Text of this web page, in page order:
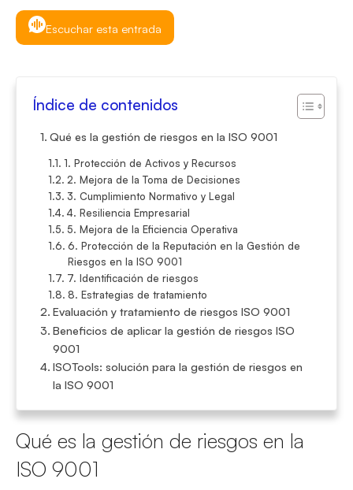
Escuchar esta entrada
Índice de contenidos
Qué es la gestión de riesgos en la ISO 9001
1. Protección de Activos y Recursos
2. Mejora de la Toma de Decisiones
3. Cumplimiento Normativo y Legal
4. Resiliencia Empresarial
5. Mejora de la Eficiencia Operativa
6. Protección de la Reputación en la Gestión de
Riesgos en la ISO 9001
7. Identificación de riesgos
8. Estrategias de tratamiento
Evaluación y tratamiento de riesgos ISO 9001
Beneficios de aplicar la gestión de riesgos ISO
9001
ISOTools: solución para la gestión de riesgos en
la ISO 9001
Qué es la gestión de riesgos en la
ISO 9001